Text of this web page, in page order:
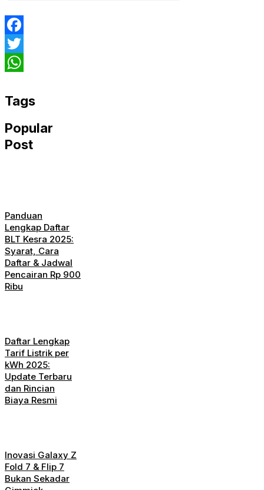
Facebook
Twitter
Tags
Popular
Post
Panduan
Lengkap Daftar
BLT Kesra 2025:
Syarat, Cara
Daftar & Jadwal
Pencairan Rp 900
Ribu
Daftar Lengkap
Tarif Listrik per
kWh 2025:
Update Terbaru
dan Rincian
Biaya Resmi
Inovasi Galaxy Z
Fold 7 & Flip 7
Bukan Sekadar